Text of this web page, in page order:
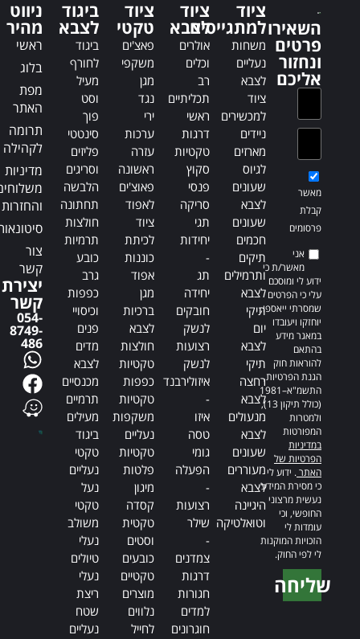
t
i
v
e
t
i
v
e
:
השאירו
פרטים
ונחזור
אליכם
מאשר
קבלת
פרסומים
אני
מאשר/ת כי
ידוע לי ומוסכם
עלי כי הפרטים
שמסרתי ייאספו,
יוחזקו ויעובדו
במאגר מידע
בהתאם
להוראות חוק
הגנת הפרטיות,
התשמ"א–1981
(כולל תיקון 13),
ולמטרות
המפורטות
במדיניות
הפרטיות של
האתר. ידוע לי
כי מסירת המידע
נעשית מרצוני
החופשי, וכי
עומדות לי
הזכויות המוקנות
לי לפי החוק.
שליחה
ציוד
למתגייסים
משחות
נעליים
לצבא
ציוד
למכשירים
ניידים
מארזים
לגיוס
שעונים
לצבא
שעונים
חכמים
תיקים
ותרמילים
לצבא
תיקי
יום
לצבא
תיקי
רחצה
לצבא
מנעולים
לצבא
שעונים
מעוררים
לצבא
היגיינה
וטואלטיקה
ציוד
לצבא
אולרים
וכלים
רב
תכליתיים
ראשי
דרגות
טקטיות
סקוץ
פנסי
סריקה
תגי
יחידות
-
תג
יחידה
חובקים
לנשק
רצועות
לנשק
איזולירבנד
-
איזו
טסה
גומי
הפעלה
-
רצועות
שילר
-
צמדנים
דרגות
חגורות
למדים
חוגרונים
ציוד
טקטי
פאצ'ים
משקפי
מגן
נגד
ירי
ערכות
עזרה
ראשונה
פאוצ'ים
לאפוד
ציוד
לכיתת
כוננות
אפוד
מגן
ברכיות
לצבא
חולצות
טקטיות
כפפות
טקטיות
משקפות
נעליים
טקטיות
פלטות
מיגון
קסדה
טקטית
וסטים
כובעים
טקטיים
מוצרים
נלווים
לחייל
ביגוד
לצבא
ביגוד
לחורף
מעיל
וסט
פוך
סינטטי
פליזים
וסריגים
הלבשה
תחתונה
חולצות
תרמיות
כובע
גרב
כפפות
וכיסויי
פנים
מדים
לצבא
מכנסיים
תרמיים
מעילים
ביגוד
טקטי
נעליים
נעל
טקטי
משולב
נעלי
טיולים
נעלי
ריצת
שטח
נעליים
ניווט
מהיר
ראשי
בלוג
מפת
האתר
תרומה
לקהילה
מדיניות
והחזרות
צור
קשר
יצירת
קשר
054-
8749-
486